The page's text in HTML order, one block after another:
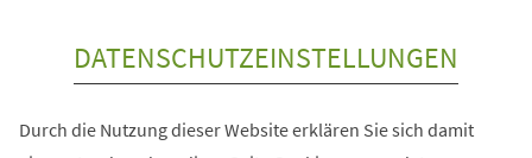
DATENSCHUTZEINSTELLUNGEN
Durch die Nutzung dieser Website erklären Sie sich damit